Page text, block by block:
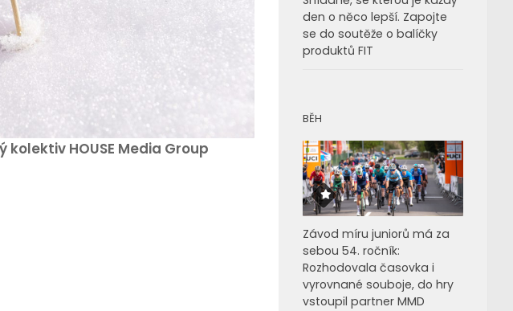
HOUSE Media Group
den o něco lepší. Zapojte
se do soutěže o balíčky
produktů FIT
BĚH
Závod míru juniorů má za
sebou 54. ročník:
Rozhodovala časovka i
vyrovnané souboje, do hry
vstoupil partner MMD